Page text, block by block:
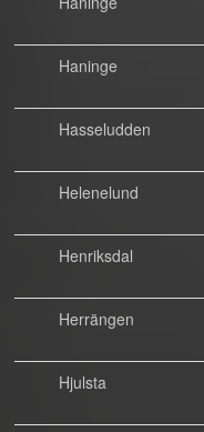
Haninge
Hasseludden
Helenelund
Henriksdal
Herrängen
Hjulsta